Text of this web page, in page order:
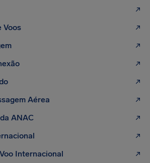
Voos
Aérea
ANAC
Internacional